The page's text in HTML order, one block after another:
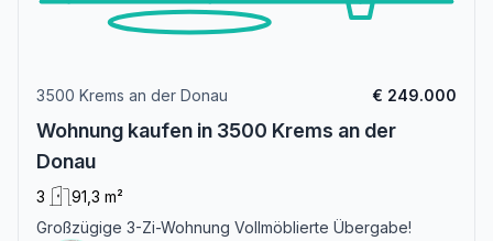
3500 Krems an der Donau € 249.000
Wohnung kaufen in 3500 Krems an der
Donau
3
91,3 m²
Großzügige 3-Zi-Wohnung Vollmöblierte Übergabe!